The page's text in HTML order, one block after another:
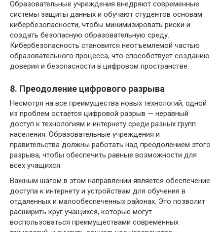
Образовательные учреждения внедряют современные
системы защиты данных и обучают студентов основам
кибербезопасности, чтобы минимизировать риски и
создать безопасную образовательную среду.
Кибербезопасность становится неотъемлемой частью
образовательного процесса, что способствует созданию
доверия и безопасности в цифровом пространстве.
8. Преодоление цифрового разрыва
Несмотря на все преимущества новых технологий, одной
из проблем остается цифровой разрыв — неравный
доступ к технологиям и интернету среди разных групп
населения. Образовательные учреждения и
правительства должны работать над преодолением этого
разрыва, чтобы обеспечить равные возможности для
всех учащихся.
Важным шагом в этом направлении является обеспечение
доступа к интернету и устройствам для обучения в
отдаленных и малообеспеченных районах. Это позволит
расширить круг учащихся, которые могут
воспользоваться преимуществами современных